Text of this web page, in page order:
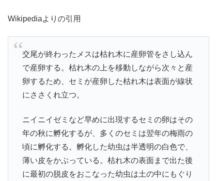
Wikipediaよりの引用
交尾が終わったメスは枯れ木に産卵管をさし込ん
で産卵する。枯れ木の上を移動しながら次々と産
卵するため、セミが産卵した枯れ木は表面が線状
にささくれ立つ。
ニイニイゼミなど早めに出現するセミの卵はその
年の秋に孵化するが、多くのセミは翌年の梅雨の
頃に孵化する。孵化した幼虫は半透明の白色で、
薄い皮をかぶっている。枯れ木の表面まで出た後
に最初の脱皮をおこなった幼虫は土の中にもぐり